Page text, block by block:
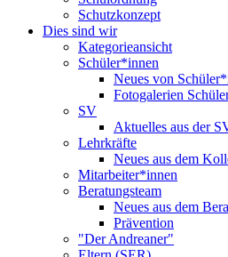
Schutzkonzept
Dies sind wir
Kategorieansicht
Schüler*innen
Neues von
Fotogalerien
SV
Aktuelles aus der
Lehrkräfte
Neues aus dem
Mitarbeiter*innen
Beratungsteam
Neues aus dem
Prävention
"Der Andreaner"